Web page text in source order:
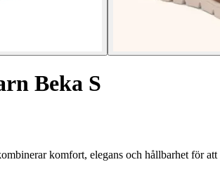
Beka S
komfort, elegans och hållbarhet för